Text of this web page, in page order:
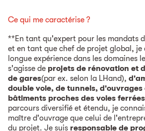
Ce qui me caractérise ?
**En tant qu'expert pour les mandats
et en tant que chef de projet global, je
longue expérience dans les domaines
s'agisse de projets de rénovation et
de gares(par ex. selon la LHand),
double voie, de tunnels,
bâtiments proches des voies ferrées
parcours diversifié et étendu, je
maître d'ouvrage que celui de
du projet. Je suis responsable de